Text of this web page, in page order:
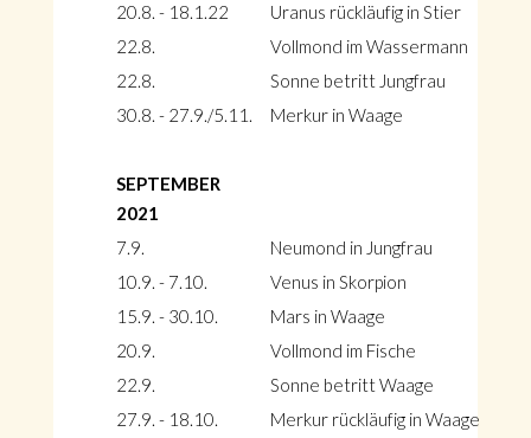
20.8. - 18.1.22
Uranus rückläufig in Stier
22.8.
Vollmond im Wassermann
22.8.
Sonne betritt Jungfrau
30.8. - 27.9./5.11.
Merkur in Waage
SEPTEMBER
2021
7.9.
Neumond in Jungfrau
10.9. - 7.10.
Venus in Skorpion
15.9. - 30.10.
Mars in Waage
20.9.
Vollmond im Fische
22.9.
Sonne betritt Waage
27.9. - 18.10.
Merkur rückläufig in Waage